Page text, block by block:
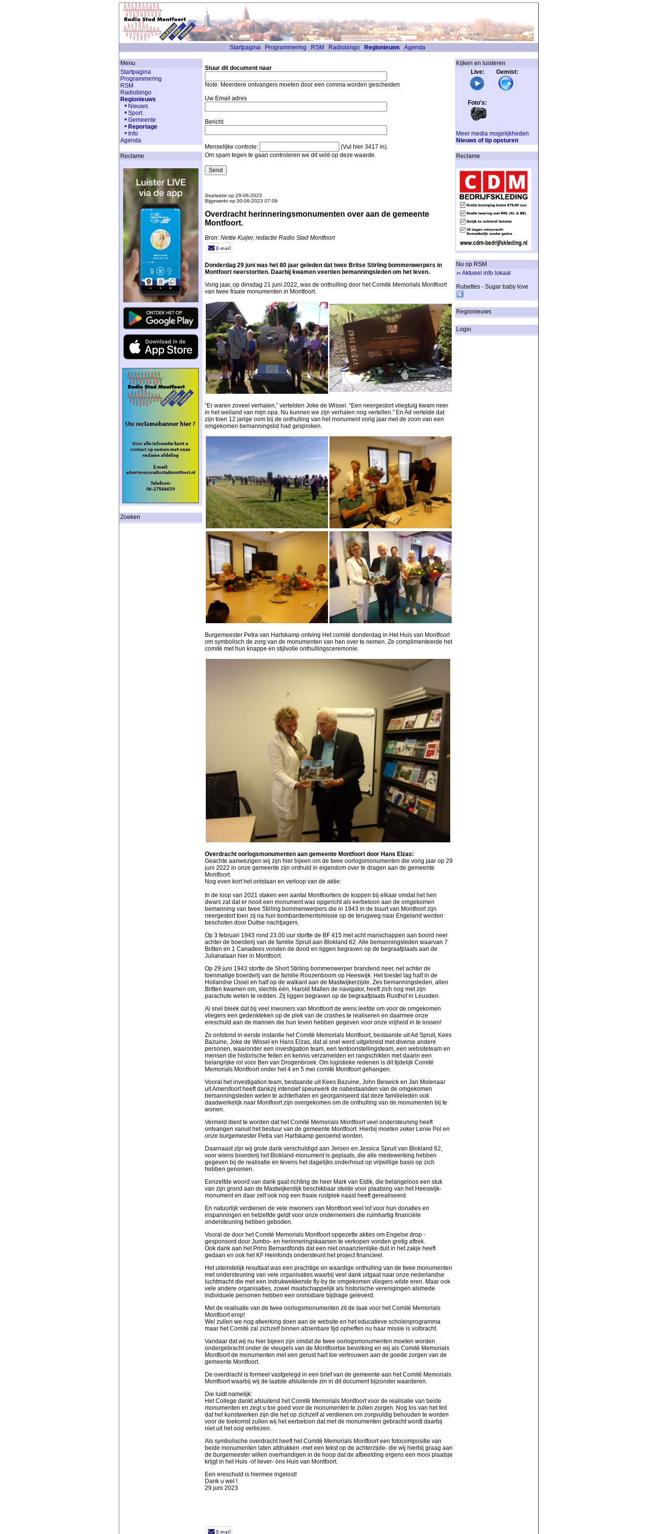
Startpagina Programmering RSM Radiobingo Regionieuws Agenda
Menu
Startpagina
Programmering
RSM
Radiobingo
Regionieuws
Nieuws
Sport
Gemeente
Reportage
Info
Agenda
Reclame
Zoeken
Stuur dit document naar
Note: Meerdere ontvangers moeten door een comma worden gescheiden
Uw Email adres
Bericht
Menselijke controle:
(Vul hier 3417 in).
Om spam tegen te gaan controleren we dit veld op deze waarde.
Geplaatst op:29-06-2023
Bijgewerkt op:30-06-2023 07:09
Overdracht herinneringsmonumenten over aan de gemeente
Montfoort.
Bron: Nettie Kuijer, redactie Radio Stad Montfoort
Donderdag 29 juni was het 80 jaar geleden dat twee Britse Stirling bommenwerpers in
Montfoort neerstortten. Daarbij kwamen veertien bemanningsleden om het leven.
Vorig jaar, op dinsdag 21 juni 2022, was de onthulling door het Comité Memorials Montfoort
van twee fraaie monumenten in Montfoort.
“Er waren zoveel verhalen,” vertelden Joke de Wissel. “Een neergestort vliegtuig kwam neer
in het weiland van mijn opa. Nu kunnen we zijn verhalen nog vertellen.” En Ad vertelde dat
zijn toen 12 jarige oom bij de onthulling van het monument vorig jaar met de zoon van een
omgekomen bemanningslid had gesproken.
Burgemeester Petra van Hartskamp ontving Het comité donderdag in Het Huis van Montfoort
om symbolisch de zorg van de monumenten van hen over te nemen. Ze complimenteerde het
comité met hun knappe en stijlvolle onthullingsceremonie.
Overdracht oorlogsmonumenten aan gemeente Montfoort door Hans Elzas:
Geachte aanwezigen wij zijn hier bijeen om de twee oorlogsmonumenten die vorig jaar op 29
juni 2022 in onze gemeente zijn onthuld in eigendom over te dragen aan de gemeente
Montfoort.
Nog even kort het ontstaan en verloop van de aktie:
In de loop van 2021 staken een aantal Montfoorters de koppen bij elkaar omdat het hen
dwars zat dat er nooit een monument was opgericht als eerbetoon aan de omgekomen
bemanning van twee Stirling bommenwerpers die in 1943 in de buurt van Montfoort zijn
neergestort toen zij na hun bombardementsmissie op de terugweg naar Engeland werden
beschoten door Duitse nachtjagers.
Op 3 februari 1943 rond 23.00 uur stortte de BF 415 met acht manschappen aan boord neer
achter de boerderij van de familie Spruit aan Blokland 62. Alle bemanningsleden waarvan 7
Britten en 1 Canadees vonden de dood en liggen begraven op de begraafplaats aan de
Julianalaan hier in Montfoort.
Op 29 juni 1943 stortte de Short Stirling bommenwerper brandend neer, net achter de
toenmalige boerderij van de familie Roozenboom op Heeswijk. Het toestel lag half in de
Hollandse IJssel en half op de walkant aan de Mastwijkerzijde. Zes bemanningsleden, allen
Britten kwamen om, slechts één, Harold Mallen de navigator, heeft zich nog met zijn
parachute weten te redden. Zij liggen begraven op de begraafplaats Rusthof in Leusden.
Al snel bleek dat bij veel inwoners van Montfoort de wens leefde om voor de omgekomen
vliegers een gedenkteken op de plek van de crashes te realiseren en daarmee onze
ereschuld aan de mannen die hun leven hebben gegeven voor onze vrijheid in te lossen!
Zo ontstond in eerste instantie het Comité Memorials Montfoort, bestaande uit Ad Spruit, Kees
Bazuine, Joke de Wissel en Hans Elzas, dat al snel werd uitgebreid met diverse andere
personen, waaronder een investigation team, een tentoonstellingsteam, een websiteteam en
mensen die historische feiten en kennis verzamelden en rangschikten met daarin een
belangrijke rol voor Ben van Drogenbroek. Om logistieke redenen is dit tijdelijk Comité
Memorials Montfoort onder het 4 en 5 mei comité Montfoort gehangen.
Vooral het investigation team, bestaande uit Kees Bazuine, John Beswick en Jan Molenaar
uit Amersfoort heeft dankzij intensief speurwerk de nabestaanden van de omgekomen
bemanningsleden weten te achterhalen en georganiseerd dat deze familieleden ook
daadwerkelijk naar Montfoort zijn overgekomen om de onthulling van de monumenten bij te
wonen.
Vermeld dient te worden dat het Comité Memorials Montfoort veel ondersteuning heeft
ontvangen vanuit het bestuur van de gemeente Montfoort. Hierbij moeten zeker Lenie Pol en
onze burgemeester Petra van Hartskamp genoemd worden.
Daarnaast zijn wij grote dank verschuldigd aan Jeroen en Jessica Spruit van Blokland 62,
voor wiens boerderij het Blokland-monument is geplaats, die alle medewerking hebben
gegeven bij de realisatie en tevens het dagelijks onderhoud op vrijwillige basis op zich
hebben genomen.
Eenzelfde woord van dank gaat richting de heer Mark van Eldik, die belangeloos een stuk
van zijn grond aan de Mastwijkerdijk beschikbaar stelde voor plaatsing van het Heeswijk-
monument en daar zelf ook nog een fraaie rustplek naast heeft gerealiseerd.
En natuurlijk verdienen de vele inwoners van Montfoort veel lof voor hun donaties en
inspanningen en hetzelfde geldt voor onze ondernemers die ruimhartig financiële
ondersteuning hebben geboden.
Vooral de door het Comité Memorials Montfoort opgezette akties om Engelse drop -
gesponsord door Jumbo- en herinneringskaarsen te verkopen vonden gretig aftrek.
Ook dank aan het Prins Bernardfonds dat een niet onaanzienlijke duit in het zakje heeft
gedaan en ook het KF Heinfonds ondersteunt het project financieel.
Het uiteindelijk resultaat was een prachtige en waardige onthulling van de twee monumenten
met ondersteuning van vele organisaties waarbij veel dank uitgaat naar onze nederlandse
luchtmacht die met een indrukwekkende fly-by de omgekomen vliegers wilde eren. Maar ook
vele andere organisaties, zowel maatschappelijk als historische verenigingen alsmede
individuele personen hebben een onmisbare bijdrage geleverd.
Met de realisatie van de twee oorlogsmonumenten zit de taak voor het Comité Memorials
Montfoort erop!
Wel zullen we nog afwerking doen aan de website en het educatieve scholenprogramma
maar het Comité zal zichzelf binnen afzienbare tijd opheffen nu haar missie is volbracht.
Vandaar dat wij nu hier bijeen zijn omdat de twee oorlogsmonumenten moeten worden
ondergebracht onder de vleugels van de Montfoortse bevolking en wij als Comité Memorials
Montfoort de monumenten met een gerust hart toe vertrouwen aan de goede zorgen van de
gemeente Montfoort.
De overdracht is formeel vastgelegd in een brief van de gemeente aan het Comité Memorials
Montfoort waarbij wij de laatste afsluitende zin in dit document bijzonder waarderen.
Die luidt namelijk:
Het College dankt afsluitend het Comité Memorials Montfoort voor de realisatie van beide
monumenten en zegt u toe goed voor de monumenten te zullen zorgen. Nog los van het feit
dat het kunstwerken zijn die het op zichzelf al verdienen om zorgvuldig behouden te worden
voor de toekomst zullen wij het eerbetoon dat met de monumenten gebracht wordt daarbij
niet uit het oog verliezen.
Als symbolische overdracht heeft het Comité Memorials Montfoort een fotocompositie van
beide monumenten laten afdrukken -met een tekst op de achterzijde- die wij hierbij graag aan
de burgemeester willen overhandigen in de hoop dat de afbeelding ergens een mooi plaatsje
krijgt in het Huis -of liever- òns Huis van Montfoort.
Een ereschuld is hiermee ingelost!
Dank u wel !
29 juni 2023
Kijken en luisteren
Live: Gemist:
Foto's:
Meer media mogelijkheden
Nieuws of tip opsturen
Reclame
Nu op RSM
Aktueel info lokaal
Rubettes - Sugar baby love
Regionieuws
Login